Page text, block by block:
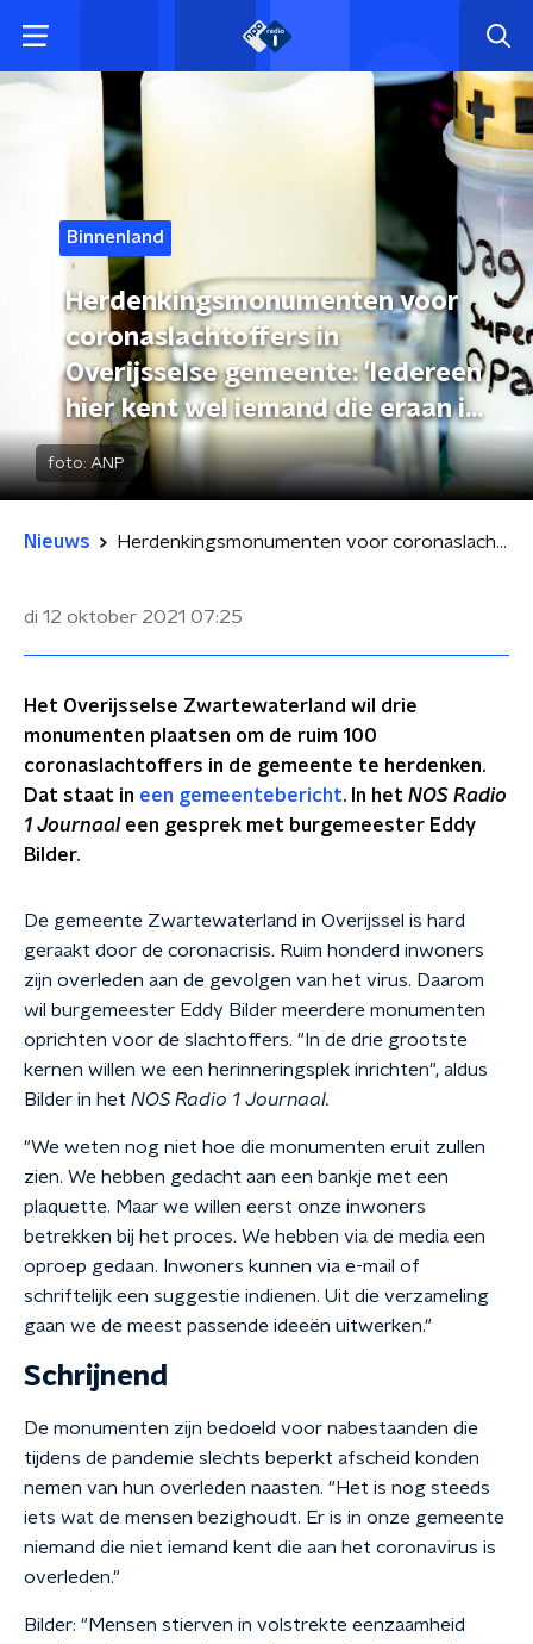
Binnenland
Herdenkingsmonumenten voor
coronaslachtoffers in
Overijsselse gemeente: 'Iedereen
hier kent wel iemand die eraan is
overleden'
foto: ANP
Nieuws Herdenkingsmonumenten voor coronaslachtoffers in Overijsselse gemeente: 'Iedereen hier kent wel iemand die eraan is overleden'
di 12 oktober 2021 07:25
Het Overijsselse Zwartewaterland wil drie
monumenten plaatsen om de ruim 100
coronaslachtoffers in de gemeente te herdenken.
Dat staat in een gemeentebericht. In het NOS Radio
1 Journaal een gesprek met burgemeester Eddy
Bilder.
De gemeente Zwartewaterland in Overijssel is hard
geraakt door de coronacrisis. Ruim honderd inwoners
zijn overleden aan de gevolgen van het virus. Daarom
wil burgemeester Eddy Bilder meerdere monumenten
oprichten voor de slachtoffers. "In de drie grootste
kernen willen we een herinneringsplek inrichten", aldus
Bilder in het NOS Radio 1 Journaal.
"We weten nog niet hoe die monumenten eruit zullen
zien. We hebben gedacht aan een bankje met een
plaquette. Maar we willen eerst onze inwoners
betrekken bij het proces. We hebben via de media een
oproep gedaan. Inwoners kunnen via e-mail of
schriftelijk een suggestie indienen. Uit die verzameling
gaan we de meest passende ideeën uitwerken."
Schrijnend
De monumenten zijn bedoeld voor nabestaanden die
tijdens de pandemie slechts beperkt afscheid konden
nemen van hun overleden naasten. "Het is nog steeds
iets wat de mensen bezighoudt. Er is in onze gemeente
niemand die niet iemand kent die aan het coronavirus is
overleden."
Bilder: "Mensen stierven in volstrekte eenzaamheid